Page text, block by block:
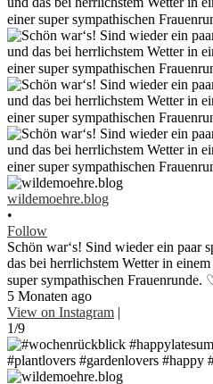
wildemoehre.blog
•
Follow
Schön war‘s! Sind wieder ein paar
das bei herrlichstem Wetter in
super sympathischen Frauenrunde.
5 Monaten ago
View on Instagram |
1/9